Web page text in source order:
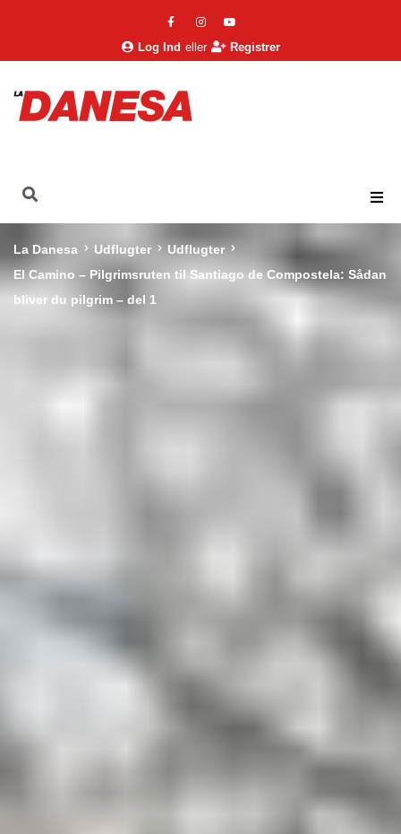
Log Ind eller Registrer
La Danesa Udflugter
Udflugter
El Camino – Pilgrimsruten til Santiago de Compostela: Sådan
bliver du pilgrim – del 1